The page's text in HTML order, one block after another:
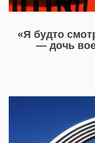
«Я будто
— дочь